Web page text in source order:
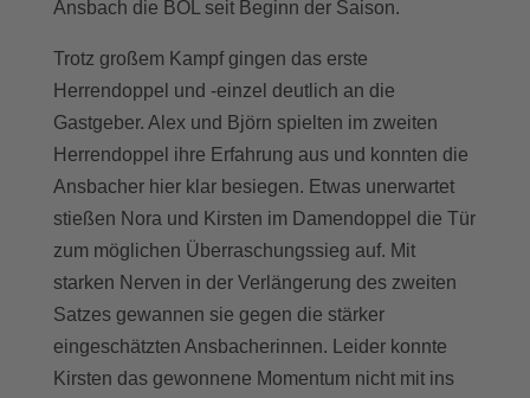
Ansbach die BOL seit Beginn der Saison.
Trotz großem Kampf gingen das erste
Herrendoppel und -einzel deutlich an die
Gastgeber. Alex und Björn spielten im zweiten
Herrendoppel ihre Erfahrung aus und konnten die
Ansbacher hier klar besiegen. Etwas unerwartet
stießen Nora und Kirsten im Damendoppel die Tür
zum möglichen Überraschungssieg auf. Mit
starken Nerven in der Verlängerung des zweiten
Satzes gewannen sie gegen die stärker
eingeschätzten Ansbacherinnen. Leider konnte
Kirsten das gewonnene Momentum nicht mit ins